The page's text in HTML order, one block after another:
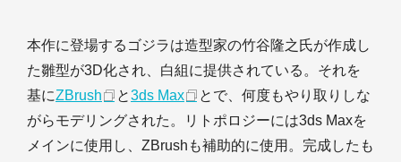
本作に登場するゴジラは造型家の竹谷隆之氏が作成し
た雛型が3D化され、白組に提供されている。それを
基にZBrush と3ds Max
とで、何度もやり取りしな
がらモデリングされた。リトポロジーには3ds Maxを
メインに使用し、ZBrushも補助的に使用。完成したも